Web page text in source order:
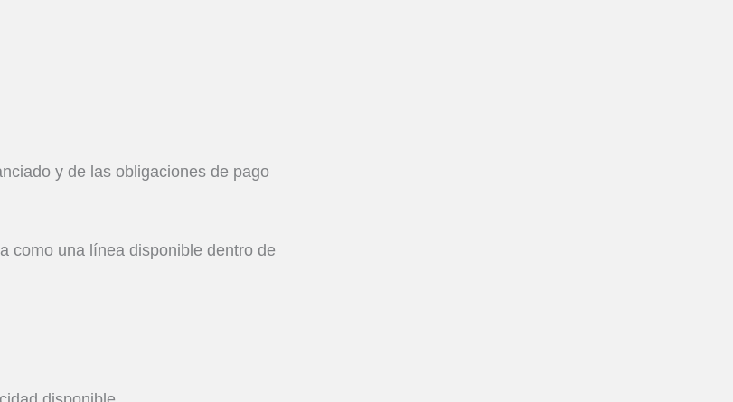
y de las obligaciones de pago
como una línea disponible dentro de